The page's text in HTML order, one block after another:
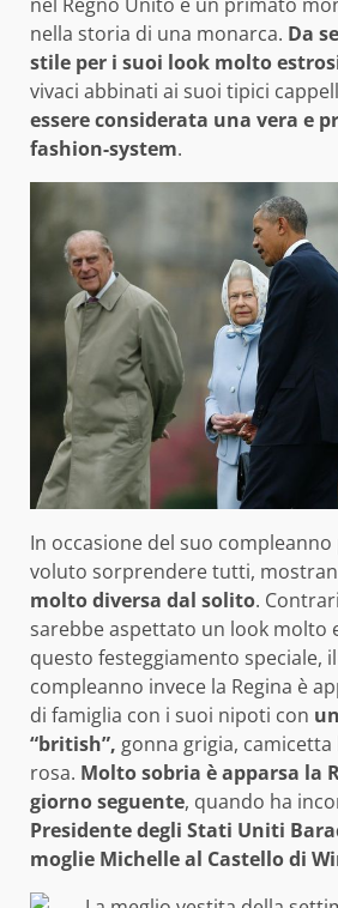
nella storia di una monarca. Da
stile per i suoi look molto
vivaci abbinati ai suoi tipici
essere considerata una vera e
fashion-system.
In occasione del suo compleanno
voluto sorprendere tutti,
molto diversa dal solito.
sarebbe aspettato un look molto
questo festeggiamento speciale,
compleanno invece la Regina è
di famiglia con i suoi nipoti con
“british”, gonna grigia,
rosa. Molto sobria è apparsa la
giorno seguente, quando ha
Presidente degli Stati Uniti
moglie Michelleal Castello di